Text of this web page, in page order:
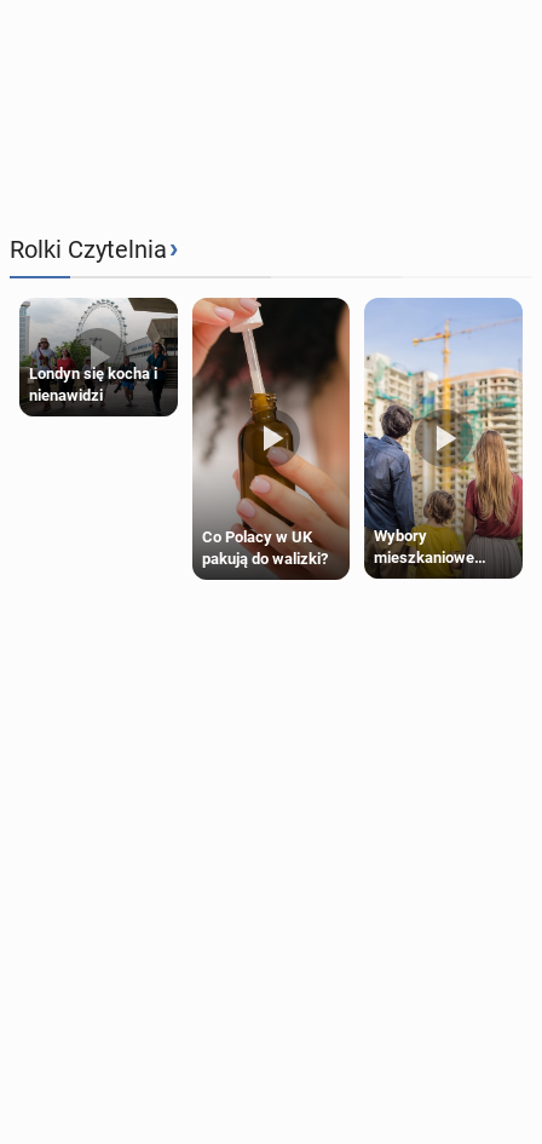
Rolki Czytelnia›
Londyn się kocha i
nienawidzi
Co Polacy w UK
pakują do walizki?
Wybory
mieszkaniowe
Polaków 2025